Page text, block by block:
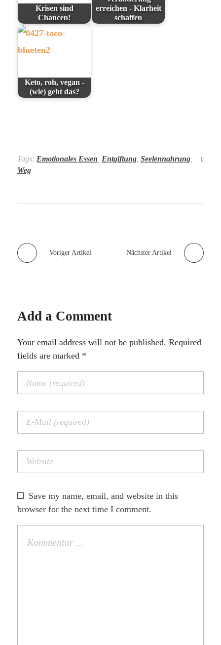
Krisen sind
Chancen!
erreichen - Klarheit
schaffen
Keto, roh, vegan -
(wie) geht das?
Tags: Emotionales Essen Entgiftung Seelennahrung
Weg
Voriger Artikel Nächster Artikel
Add a Comment
Your email address will not be published. Required
fields are marked *
Save my name, email, and website in this
browser for the next time I comment.